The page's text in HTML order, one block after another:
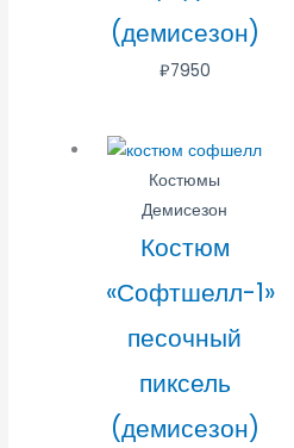
(демисезон)
₽7950
Костюмы
Демисезон
Костюм
«Софтшелл-1»
песочный
пиксель
(демисезон)